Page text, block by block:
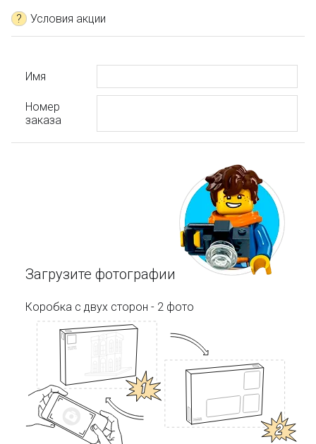
? Условия акции
Имя
Номер
заказа
Загрузите фотографии
Коробка с двух сторон - 2 фото